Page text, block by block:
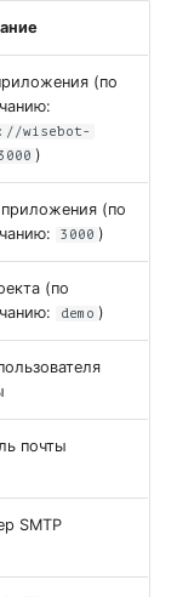
(по
wisebot-
)
(по
3000 )
(по
demo )
почты
SMTP